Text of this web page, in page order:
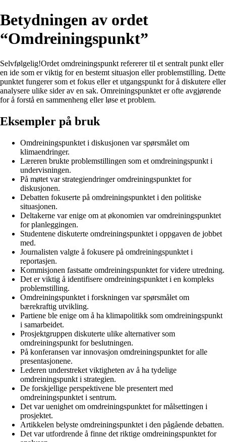
Betydningen av ordet
“Omdreiningspunkt”
Selvfølgelig!Ordet omdreiningspunkt refererer til et sentralt punkt eller
en ide som er viktig for en bestemt situasjon eller problemstilling. Dette
punktet fungerer som et fokus eller et utgangspunkt for å diskutere eller
analysere ulike sider av en sak. Omreiningspunktet er ofte avgjørende
for å forstå en sammenheng eller løse et problem.
Eksempler på bruk
Omdreiningspunktet i diskusjonen var spørsmålet om
klimaendringer.
Læreren brukte problemstillingen som et omdreiningspunkt i
undervisningen.
På møtet var strategiendringer omdreiningspunktet for
diskusjonen.
Debatten fokuserte på omdreiningspunktet i den politiske
situasjonen.
Deltakerne var enige om at økonomien var omdreiningspunktet
for planleggingen.
Studentene diskuterte omdreiningspunktet i oppgaven de jobbet
med.
Journalisten valgte å fokusere på omdreiningspunktet i
reportasjen.
Kommisjonen fastsatte omdreiningspunktet for videre utredning.
Det er viktig å identifisere omdreiningspunktet i en kompleks
problemstilling.
Omdreiningspunktet i forskningen var spørsmålet om
bærekraftig utvikling.
Partiene ble enige om å ha klimapolitikk som omdreiningspunkt
i samarbeidet.
Prosjektgruppen diskuterte ulike alternativer som
omdreiningspunkt for beslutningen.
På konferansen var innovasjon omdreiningspunktet for alle
presentasjonene.
Lederen understreket viktigheten av å ha tydelige
omdreiningspunkt i strategien.
De forskjellige perspektivene ble presentert med
omdreiningspunktet i sentrum.
Det var uenighet om omdreiningspunktet for målsettingen i
prosjektet.
Artikkelen belyste omdreiningspunktet i den pågående debatten.
Det var utfordrende å finne det riktige omdreiningspunktet for